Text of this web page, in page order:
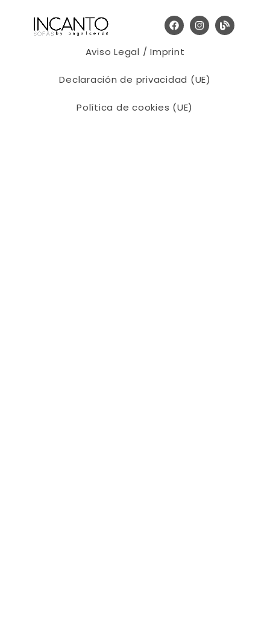
Aviso Legal / Imprint
Declaración de privacidad (UE)
Política de cookies (UE)